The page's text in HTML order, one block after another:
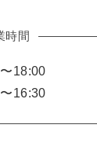
時間
18:00
16:30